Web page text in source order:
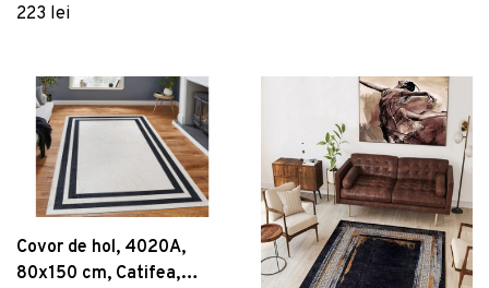
223 lei
Covor de hol, 4020A,
80x150 cm, Catifea,